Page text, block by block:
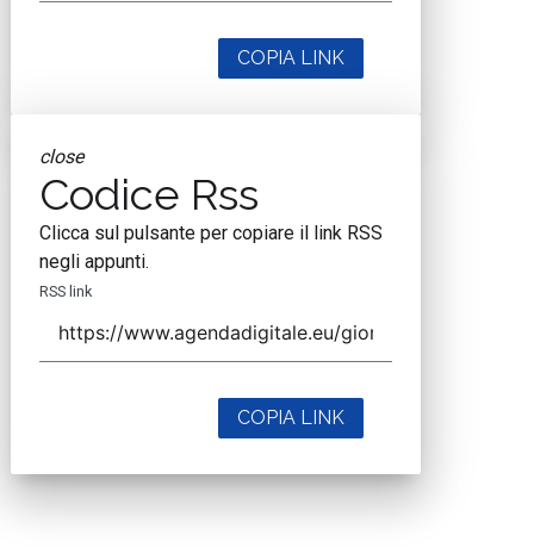
COPIA LINK
close
Codice Rss
Clicca sul pulsante per copiare il link RSS
negli appunti.
RSS link
COPIA LINK